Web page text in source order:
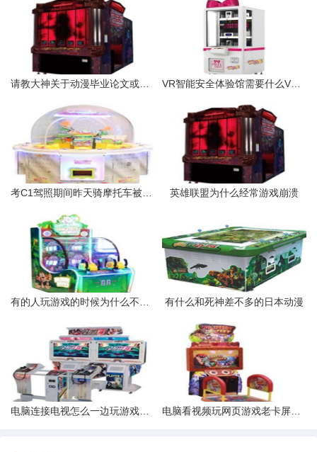
英雄联盟为什么经常游戏崩溃
有什么和死神差不多的日本动漫